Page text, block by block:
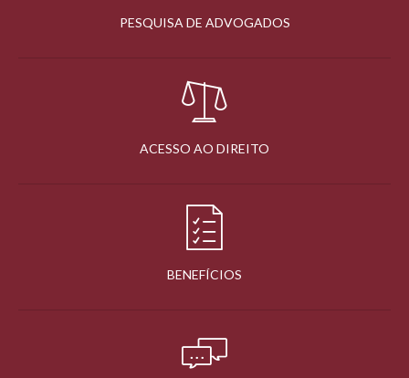
PESQUISA DE ADVOGADOS
ACESSO AO DIREITO
BENEFÍCIOS